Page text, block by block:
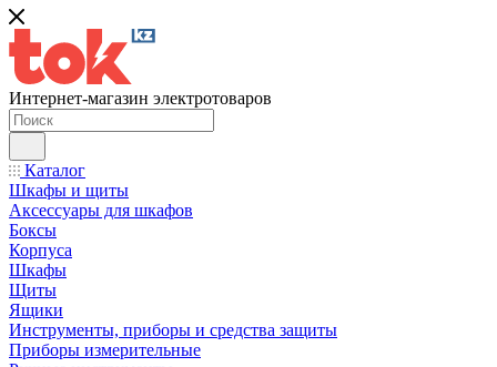
Интернет-магазин электротоваров
Каталог
Шкафы и щиты
Аксессуары для шкафов
Боксы
Корпуса
Шкафы
Щиты
Ящики
Инструменты, приборы и средства защиты
Приборы измерительные